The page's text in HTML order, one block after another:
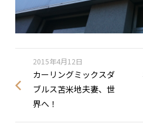
2015年4月12日
カーリングミックスダ
ブルス苫米地夫妻、世
界へ！